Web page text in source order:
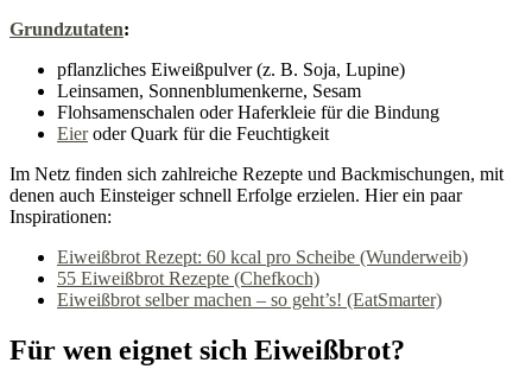
Grundzutaten:
pflanzliches Eiweißpulver (z. B. Soja, Lupine)
Leinsamen, Sonnenblumenkerne, Sesam
Flohsamenschalen oder Haferkleie für die Bindung
Eieroder Quark für die Feuchtigkeit
Im Netz finden sich zahlreiche Rezepte und Backmischungen, mit
denen auch Einsteiger schnell Erfolge erzielen. Hier ein paar
Inspirationen:
Eiweißbrot Rezept: 60 kcal pro Scheibe (Wunderweib)
55 Eiweißbrot Rezepte (Chefkoch)
Eiweißbrot selber machen – so geht’s! (EatSmarter)
Für wen eignet sich Eiweißbrot?